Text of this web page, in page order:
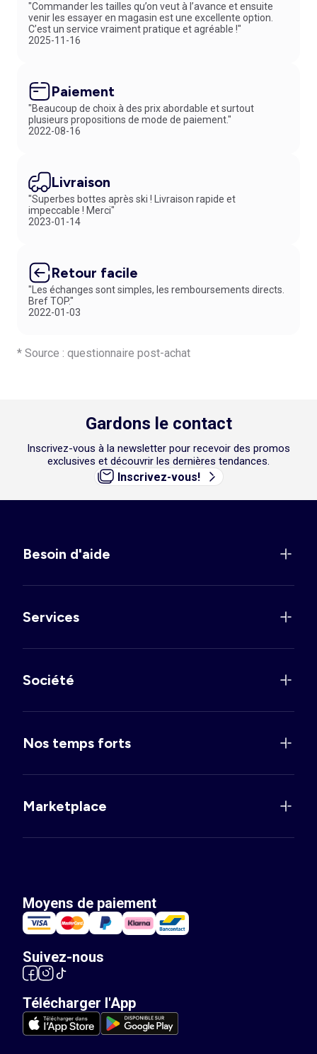
"Commander les tailles qu’on veut à l’avance et ensuite
venir les essayer en magasin est une excellente option.
C’est un service vraiment pratique et agréable !"
2025-11-16
Paiement
"Beaucoup de choix à des prix abordable et surtout
plusieurs propositions de mode de paiement."
2022-08-16
Livraison
"Superbes bottes après ski ! Livraison rapide et
impeccable ! Merci"
2023-01-14
Retour facile
"Les échanges sont simples, les remboursements directs.
Bref TOP."
2022-01-03
* Source : questionnaire post-achat
Gardons le contact
Inscrivez-vous à la newsletter pour recevoir des promos
exclusives et découvrir les dernières tendances.
Inscrivez-vous!
Besoin d'aide
Services
Société
Nos temps forts
Marketplace
Moyens de paiement
Suivez-nous
Télécharger l'App